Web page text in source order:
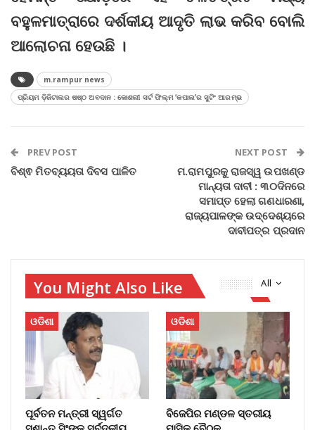
ବହୁଳମାତ୍ରାରେ ଦର୍ଶକୀୟ ଆଦୃତି ଲାଭ କରିବ ବୋଲି
ଆଲୋଚନା ହେଉଛି ।
m.rampur news
ପ୍ରିୟମ ଡ଼ିଜିଟାଲର ଷଷ୍ଠ ଅବଦାନ : କୋଶଲୀ ସର୍ଟ ଫିଲ୍ମ ‘କପାଲ’ର ସୁଟିଂ ଆରମ୍ଭ
PREV POST
ବିଶ୍ଵ ମିତବ୍ୟୟତା ଦିବସ ପାଳିତ
NEXT POST
ମ.ରାମପୁରକୁ ରାଜସ୍ୱ ଉପଖଣ୍ଡ
ମାନ୍ୟତା ଦାବୀ : ୩୦ଦିନରେ
ସମାପ୍ତ ହେଲା ଗଣଧାରଣା,
ରାଜ୍ୟପାଳଙ୍କ ଉଦ୍ଦେଶ୍ୟରେ
ଦାବୀପତ୍ର ପ୍ରଦାନ
All
You Might Also Like
ଓଡିଶା
ପୂର୍ବତନ ମନ୍ତ୍ରୀ ସ୍ୱର୍ଗତ
ଓଡିଶା
ବିଜେପିର ମଣ୍ଡଳ ସ୍ତରୀୟ